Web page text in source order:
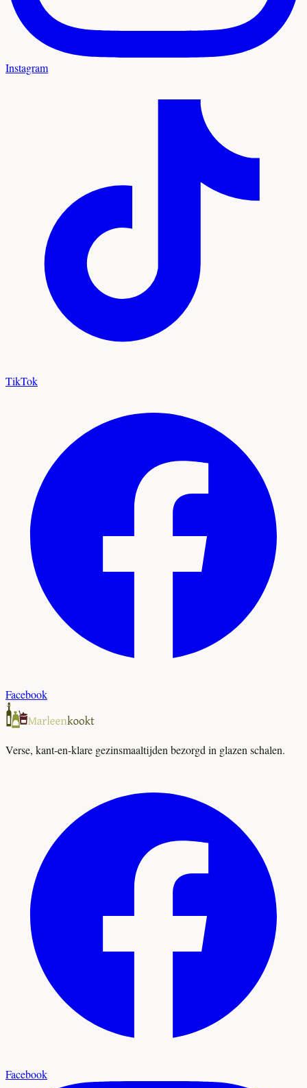
Instagram
TikTok
Facebook
Verse, kant-en-klare gezinsmaaltijden bezorgd in glazen schalen.
Facebook